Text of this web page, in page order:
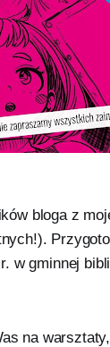
bloga z
w gminnej
na